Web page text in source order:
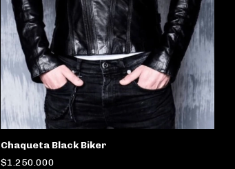
Chaqueta Black Biker
$1.250.000